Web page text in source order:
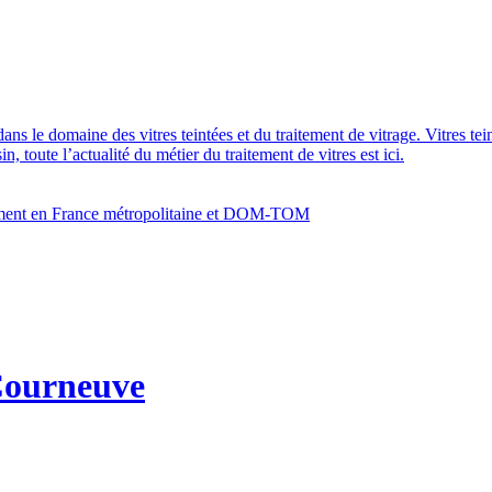
le domaine des vitres teintées et du traitement de vitrage. Vitres
toute l’actualité du métier du traitement de vitres est ici.
en France métropolitaine et DOM-TOM